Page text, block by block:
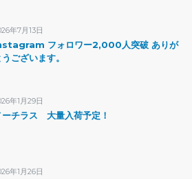
年7月13日
フォロワー2,000人突破 ありが
うございます。
年1月29日
ーチラス 大量入荷予定！
年1月26日